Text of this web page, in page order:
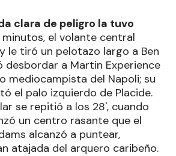
clara de peligro la tuvo
minutos, el volante central
le tiró un pelotazo largo a Ben
desbordar a Martin Experience
mediocampista del Napoli; su
el palo izquierdo de Placide.
se repitió a los 28', cuando
un centro rasante que el
alcanzó a puntear,
atajada del arquero caribeño.